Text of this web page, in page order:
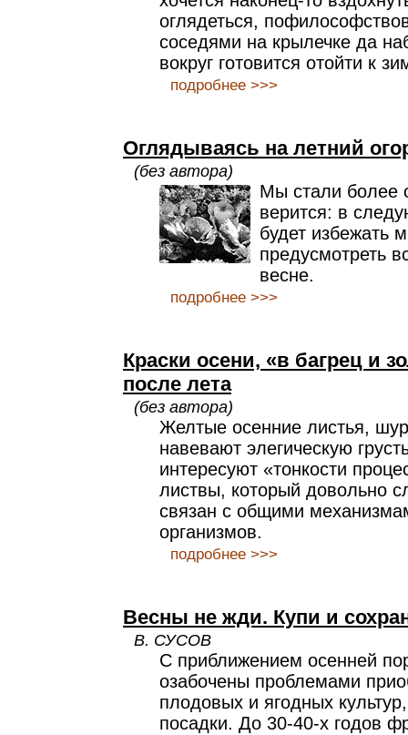
оглядеться,
соседями на крылечке да
вокруг готовится отойти к
подробнее >>>
Оглядываясь на летний
(без автора)
Мы стали более
верится: в
будет избежать
предусмотреть
весне.
подробнее >>>
Краски осени, «в багрец и
после лета
(без автора)
Желтые осенние листья,
навевают элегическую
интересуют «тонкости
листвы, который довольно
связан с общими
организмов.
подробнее >>>
Весны не жди. Купи и
В. СУСОВ
С приближением осенней
озабочены проблемами
плодовых и ягодных
посадки. До 30-40-х годов